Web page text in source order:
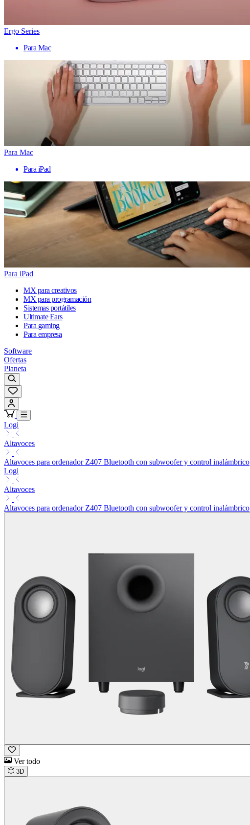
Ergo Series
Para Mac
Para Mac
Para iPad
Para iPad
MX para creativos
MX para programación
Sistemas portátiles
Ultimate Ears
Para gaming
Para empresa
Software
Ofertas
Planeta
Logi
Altavoces
Altavoces para ordenador Z407 Bluetooth con subwoofer y control inalámbrico
Logi
Altavoces
Altavoces para ordenador Z407 Bluetooth con subwoofer y control inalámbrico
Ver todo
3D